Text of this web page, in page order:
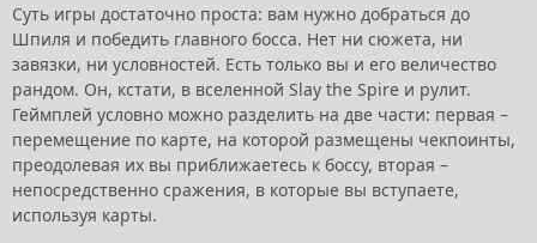
Суть игры достаточно проста: вам нужно добраться до
Шпиля и победить главного босса. Нет ни сюжета, ни
завязки, ни условностей. Есть только вы и его величество
рандом. Он, кстати, в вселенной Slay the Spire и рулит.
Геймплей условно можно разделить на две части: первая –
перемещение по карте, на которой размещены чекпоинты,
преодолевая их вы приближаетесь к боссу, вторая –
непосредственно сражения, в которые вы вступаете,
используя карты.